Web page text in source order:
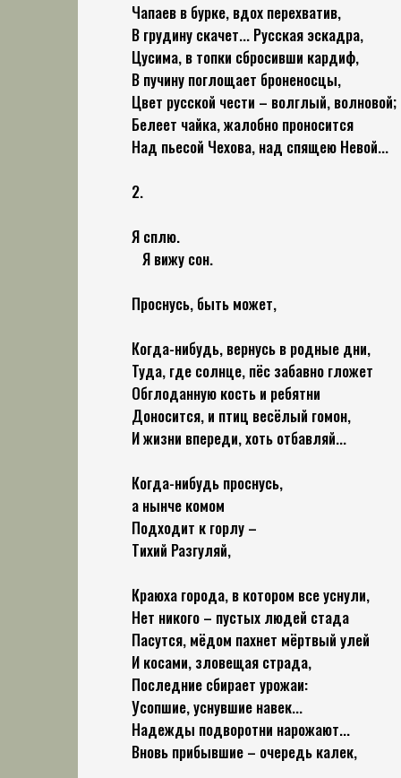
Чапаев в бурке, вдох перехватив,
В грудину скачет... Русская эскадра,
Цусима, в топки сбросивши кардиф,
В пучину поглощает броненосцы,
Цвет русской чести – волглый, волновой;
Белеет чайка, жалобно проносится
Над пьесой Чехова, над спящею Невой...
2.
Я сплю.
Я вижу сон.
Проснусь, быть может,
Когда-нибудь, вернусь в родные дни,
Туда, где солнце, пёс забавно гложет
Обглоданную кость и ребятни
Доносится, и птиц весёлый гомон,
И жизни впереди, хоть отбавляй...
Когда-нибудь проснусь,
а нынче комом
Подходит к горлу –
Тихий Разгуляй,
Краюха города, в котором все уснули,
Нет никого – пустых людей стада
Пасутся, мёдом пахнет мёртвый улей
И косами, зловещая страда,
Последние сбирает урожаи:
Усопшие, уснувшие навек...
Надежды подворотни нарожают...
Вновь прибывшие – очередь калек,